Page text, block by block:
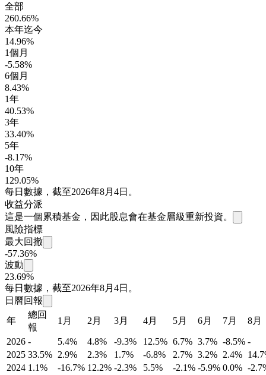
全部
260.66%
本年迄今
14.96%
1個月
-5.58%
6個月
8.43%
1年
40.53%
3年
33.40%
5年
-8.17%
10年
129.05%
每日數據，截至2026年8月4日。
收益分派
這是一個累積基金，因此股息會在基金層級重新投資。
風險指標
最大回撤
-57.36%
波動
23.69%
每日數據，截至2026年8月4日。
日曆回報
年
總回
報
1月 2月 3月 4月 5月 6月 7月 8月
2026 - 5.4% 4.8% -9.3% 12.5% 6.7% 3.7% -8.5% -
2025 33.5% 2.9% 2.3% 1.7% -6.8% 2.7% 3.2% 2.4%
2024 1.1% -16.7% 12.2% -2.3% 5.5% -2.1% -5.9% 0.0% -